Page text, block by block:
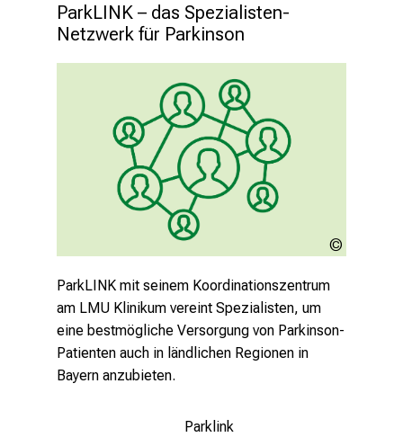
Neue biologische Klassifikation
der Parkinson-Krankheit
vorgestellt
23.1.2024
In der Zeitschrift „Lancet Neurology“
Forschungsbereich eine biologisch-
basierte, dreiteilige Klassifikation für die
Parkinson-Krankheit vor, um kausale
Therapien besser entwickeln zu können.
ParkLINK – das Spezialisten-
Netzwerk für Parkinson
ParkLINK mit seinem Koordinationszentrum
am LMU Klinikum vereint Spezialisten, um
eine bestmögliche Versorgung von Parkinson-
Patienten auch in ländlichen Regionen in
Bayern anzubieten.
Parklink